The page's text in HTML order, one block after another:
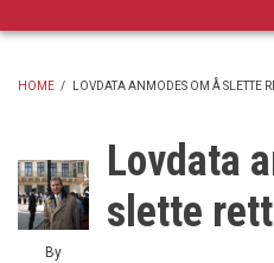
HOME / LOVDATA ANMODES OM Å SLETTE
By
Lovdata
slette